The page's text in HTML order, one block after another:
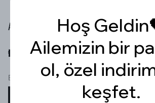
ANTRASİT GOLD DÜĞMELİ HIRKA
₺ 599.99
Beden
Hoş
Ailemizin bir
ol, özel
keşfet.